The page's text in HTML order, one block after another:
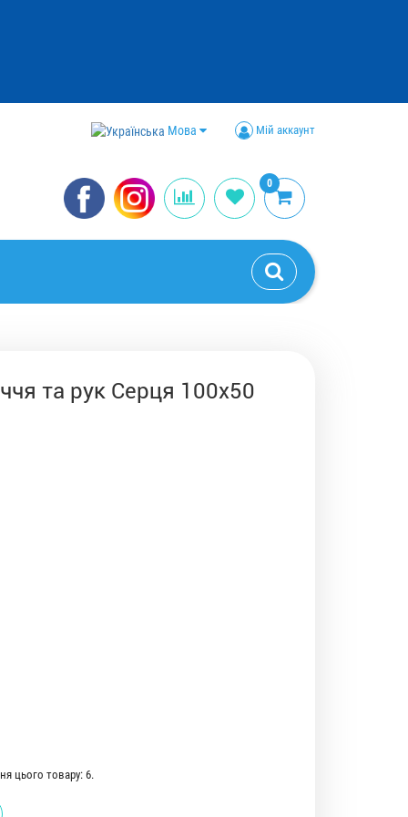
Мова Мій аккаунт
0
та рук Серця 100x50
цього товару: 6.